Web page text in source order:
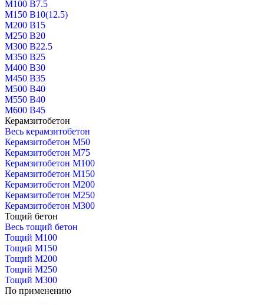
М100 В7.5
М150 В10(12.5)
М200 В15
М250 В20
М300 В22.5
М350 В25
М400 В30
М450 В35
М500 В40
М550 В40
М600 В45
Керамзитобетон
Весь керамзитобетон
Керамзитобетон М50
Керамзитобетон М75
Керамзитобетон М100
Керамзитобетон М150
Керамзитобетон М200
Керамзитобетон М250
Керамзитобетон М300
Тощий бетон
Весь тощий бетон
Тощий М100
Тощий М150
Тощий М200
Тощий М250
Тощий М300
По применению